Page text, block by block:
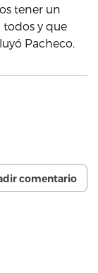
tener un
todos y que
Pacheco.
comentario